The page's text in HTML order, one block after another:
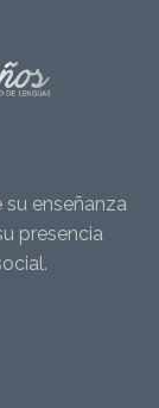
enseñanza
presencia